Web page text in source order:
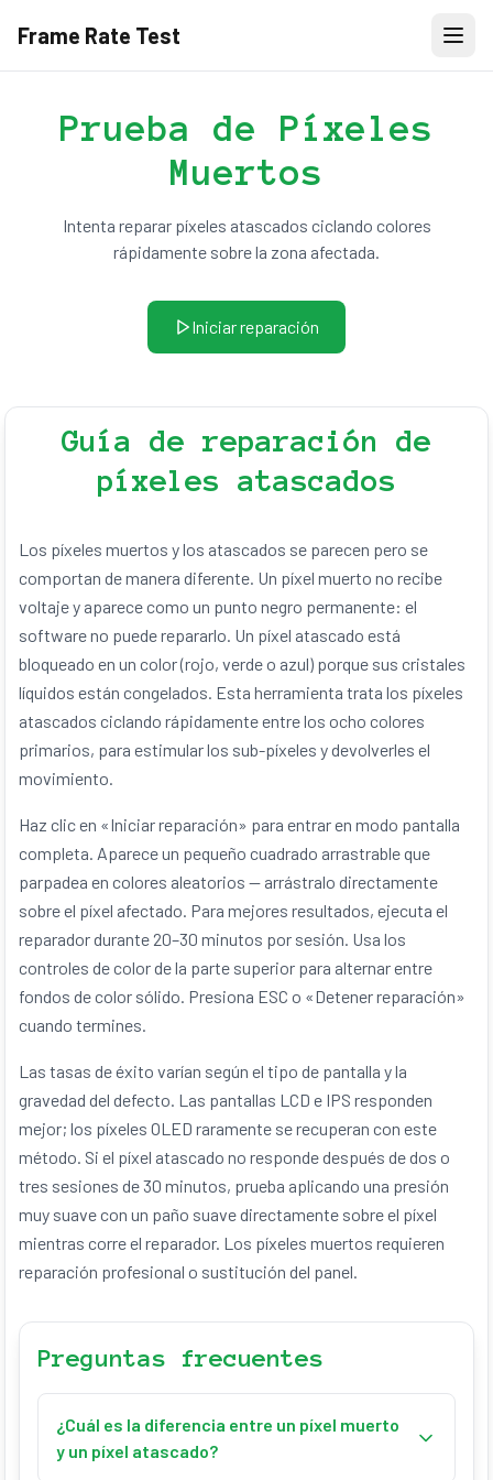
Frame Rate Test
Prueba de Píxeles
Muertos
Intenta reparar píxeles atascados ciclando colores
rápidamente sobre la zona afectada.
Iniciar reparación
Guía de reparación de
píxeles atascados
Los píxeles muertos y los atascados se parecen pero se
comportan de manera diferente. Un píxel muerto no recibe
voltaje y aparece como un punto negro permanente: el
software no puede repararlo. Un píxel atascado está
bloqueado en un color (rojo, verde o azul) porque sus cristales
líquidos están congelados. Esta herramienta trata los píxeles
atascados ciclando rápidamente entre los ocho colores
primarios, para estimular los sub-píxeles y devolverles el
movimiento.
Haz clic en «Iniciar reparación» para entrar en modo pantalla
completa. Aparece un pequeño cuadrado arrastrable que
parpadea en colores aleatorios — arrástralo directamente
sobre el píxel afectado. Para mejores resultados, ejecuta el
reparador durante 20–30 minutos por sesión. Usa los
controles de color de la parte superior para alternar entre
fondos de color sólido. Presiona ESC o «Detener reparación»
cuando termines.
Las tasas de éxito varían según el tipo de pantalla y la
gravedad del defecto. Las pantallas LCD e IPS responden
mejor; los píxeles OLED raramente se recuperan con este
método. Si el píxel atascado no responde después de dos o
tres sesiones de 30 minutos, prueba aplicando una presión
muy suave con un paño suave directamente sobre el píxel
mientras corre el reparador. Los píxeles muertos requieren
reparación profesional o sustitución del panel.
Preguntas frecuentes
¿Cuál es la diferencia entre un píxel muerto
y un píxel atascado?